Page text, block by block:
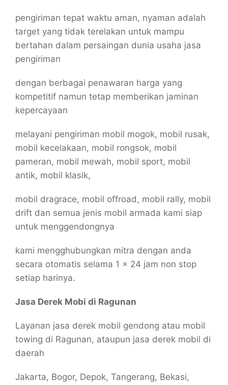
pengiriman tepat waktu aman, nyaman adalah
target yang tidak terelakan untuk mampu
bertahan dalam persaingan dunia usaha jasa
pengiriman
dengan berbagai penawaran harga yang
kompetitif namun tetap memberikan jaminan
kepercayaan
melayani pengiriman mobil mogok, mobil rusak,
mobil kecelakaan, mobil rongsok, mobil
pameran, mobil mewah, mobil sport, mobil
antik, mobil klasik,
mobil dragrace, mobil offroad, mobil rally, mobil
drift dan semua jenis mobil armada kami siap
untuk menggendongnya
kami mengghubungkan mitra dengan anda
secara otomatis selama 1 x 24 jam non stop
setiap harinya.
Jasa Derek Mobi di Ragunan
Layanan jasa derek mobil gendong atau mobil
towing di Ragunan, ataupun jasa derek mobil di
daerah
Jakarta, Bogor, Depok, Tangerang, Bekasi,